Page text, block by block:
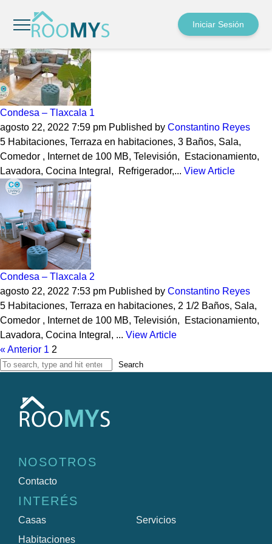
Iniciar Sesión
Condesa – Tlaxcala 1
agosto 22, 2022 7:59 pm Published by Constantino Reyes
5 Habitaciones, Terraza en habitaciones, 3 Baños, Sala,
Comedor , Internet de 100 MB, Televisión, Estacionamiento,
Lavadora, Cocina Integral, Refrigerador,... View Article
Condesa – Tlaxcala 2
agosto 22, 2022 7:53 pm Published by Constantino Reyes
5 Habitaciones, Terraza en habitaciones, 2 1/2 Baños, Sala,
Comedor , Internet de 100 MB, Televisión, Estacionamiento,
Lavadora, Cocina Integral, ... View Article
« Anterior 1 2
Search
NOSOTROS
Contacto
INTERÉS
Casas
Habitaciones
Servicios